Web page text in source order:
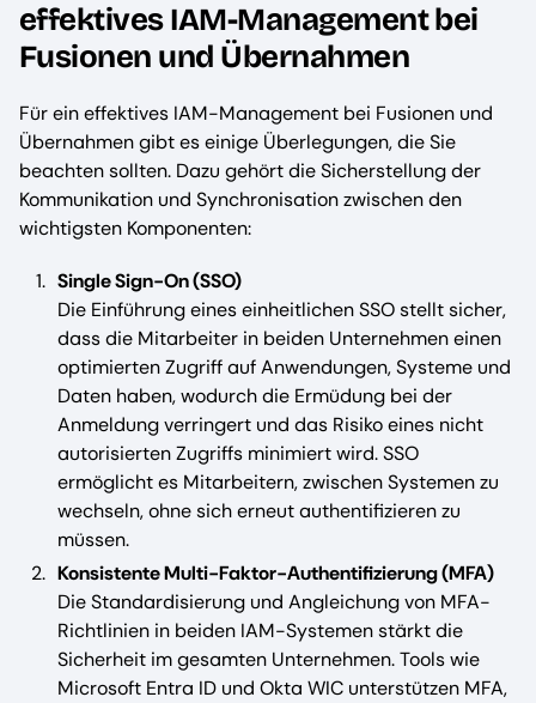
effektives IAM-Management bei
Fusionen und Übernahmen
Für ein effektives IAM-Management bei Fusionen und
Übernahmen gibt es einige Überlegungen, die Sie
beachten sollten. Dazu gehört die Sicherstellung der
Kommunikation und Synchronisation zwischen den
wichtigsten Komponenten:
Single Sign-On (SSO)
Die Einführung eines einheitlichen SSO stellt sicher,
dass die Mitarbeiter in beiden Unternehmen einen
optimierten Zugriff auf Anwendungen, Systeme und
Daten haben, wodurch die Ermüdung bei der
Anmeldung verringert und das Risiko eines nicht
autorisierten Zugriffs minimiert wird. SSO
ermöglicht es Mitarbeitern, zwischen Systemen zu
wechseln, ohne sich erneut authentifizieren zu
müssen.
Konsistente Multi-Faktor-Authentifizierung (MFA)
Die Standardisierung und Angleichung von MFA-
Richtlinien in beiden IAM-Systemen stärkt die
Sicherheit im gesamten Unternehmen. Tools wie
Microsoft Entra ID und Okta WIC unterstützen MFA,